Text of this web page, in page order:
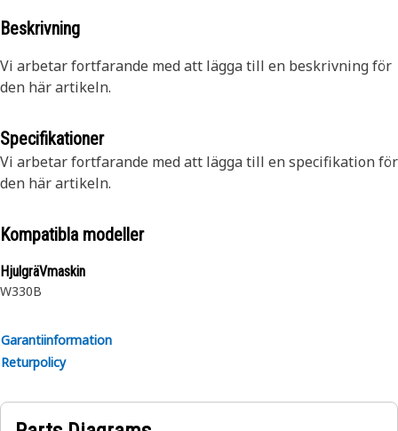
Beskrivning
Vi arbetar fortfarande med att lägga till en beskrivning för
den här artikeln.
Specifikationer
Vi arbetar fortfarande med att lägga till en specifikation för
den här artikeln.
Kompatibla modeller
HjulgräVmaskin
W330B
Garantiinformation
Returpolicy